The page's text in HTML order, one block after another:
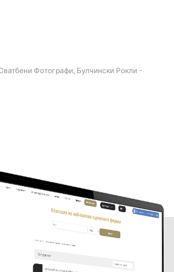
Фотографи, Булчински Рокли -